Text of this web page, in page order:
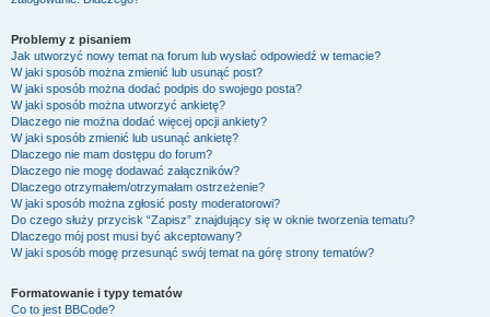
Problemy z pisaniem
Jak utworzyć nowy temat na forum lub wysłać odpowiedź w temacie?
W jaki sposób można zmienić lub usunąć post?
W jaki sposób można dodać podpis do swojego posta?
W jaki sposób można utworzyć ankietę?
Dlaczego nie można dodać więcej opcji ankiety?
W jaki sposób zmienić lub usunąć ankietę?
Dlaczego nie mam dostępu do forum?
Dlaczego nie mogę dodawać załączników?
Dlaczego otrzymałem/otrzymałam ostrzeżenie?
W jaki sposób można zgłosić posty moderatorowi?
Do czego służy przycisk “Zapisz” znajdujący się w oknie tworzenia tematu?
Dlaczego mój post musi być akceptowany?
W jaki sposób mogę przesunąć swój temat na górę strony tematów?
Formatowanie i typy tematów
Co to jest BBCode?